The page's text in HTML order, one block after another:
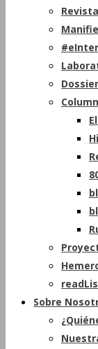
Revista
Dossier
Sobre